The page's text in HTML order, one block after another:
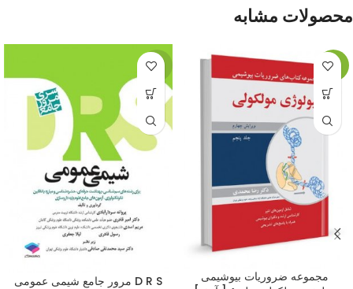
محصولات مشابه
-3%
مجموعه ضروریات بیوشیمی
-11%
D R S مرور جامع شیمی عمومی